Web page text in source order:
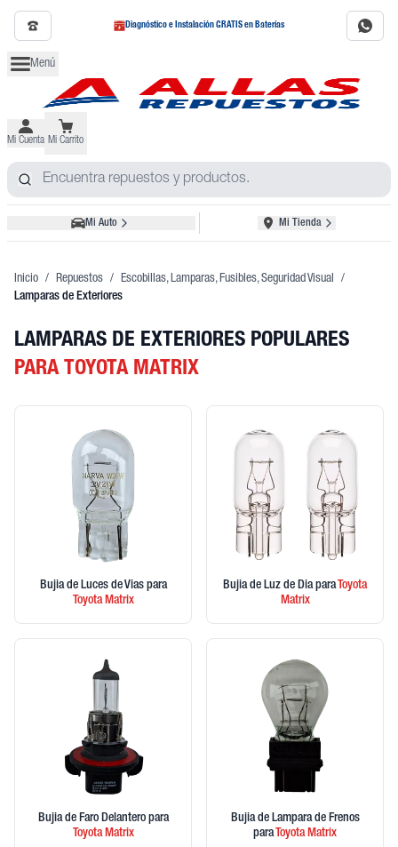
Diagnóstico e Instalación GRATIS en Baterías
Menú
Mi Cuenta Mi Carrito
Mi Auto Mi Tienda
Inicio / Repuestos / Escobillas, Lamparas, Fusibles, Seguridad Visual
/
Lamparas de Exteriores
LAMPARAS DE EXTERIORES POPULARES
PARA TOYOTA MATRIX
Bujia de Luces de Vias para
ToyotaMatrix
Bujia de Luz de Dia para Toyota
Matrix
Bujia de Faro Delantero para
ToyotaMatrix
Bujia de Lampara de Frenos
para ToyotaMatrix